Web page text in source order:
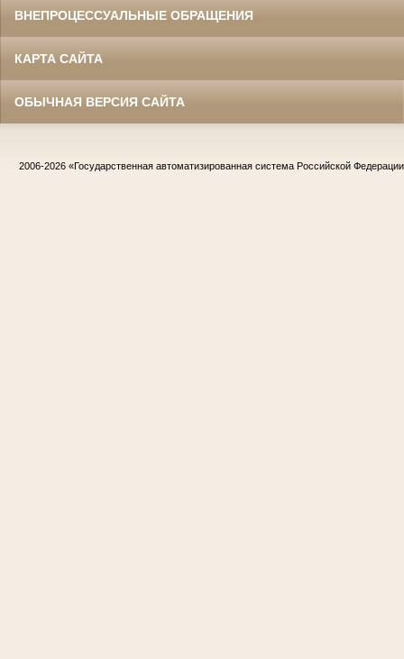
ВНЕПРОЦЕССУАЛЬНЫЕ ОБРАЩЕНИЯ
КАРТА САЙТА
ОБЫЧНАЯ ВЕРСИЯ САЙТА
2006-2026 «Государственная автоматизированная система Российской